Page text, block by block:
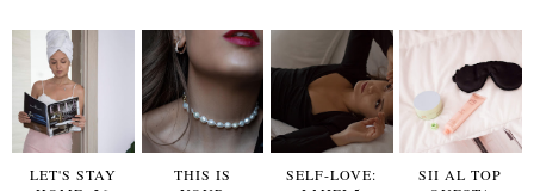
LET'S STAY
THIS IS
SELF-LOVE:
SII AL TOP